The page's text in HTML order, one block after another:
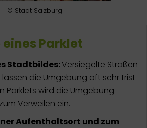
Parklet
Stadtbildes:Versiegelte Straßen
die Umgebung oft sehr trist
Parklets wird die Umgebung
Verweilen ein.
Aufenthaltsort und zum
© Stadt Salzburg